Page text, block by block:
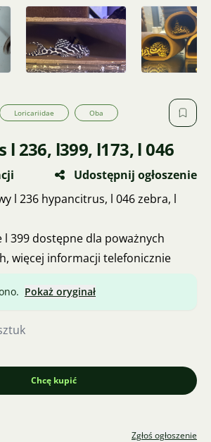
Loricariidae Oba
236, l399, l173, l 046
Udostępnij ogłoszenie
l 236 hypancitrus, l 046 zebra, l
399 dostępne dla poważnych
więcej informacji telefonicznie
Pokaż oryginał
Chcę kupić
Zgłoś ogłoszenie